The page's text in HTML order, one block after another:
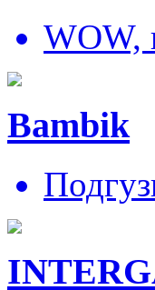
WOW,
Bambik